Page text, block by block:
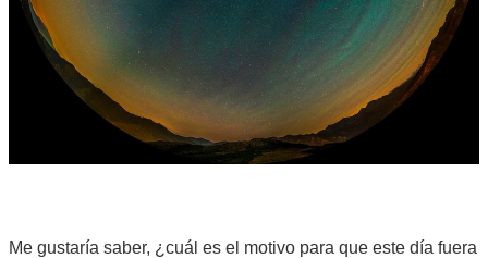
Me gustaría saber, ¿cuál es el motivo para que este día fuera